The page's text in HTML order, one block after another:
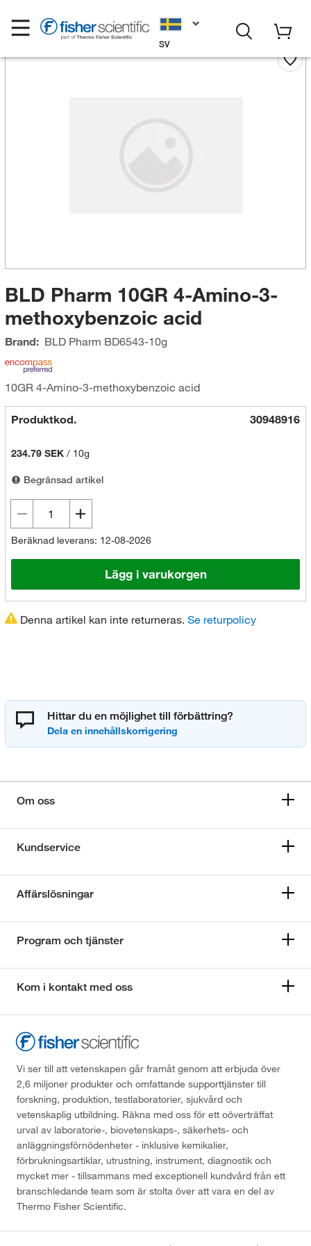
SV
BLD Pharm 10GR 4-Amino-3-
methoxybenzoic acid
Brand: BLD Pharm BD6543-10g
10GR 4-Amino-3-methoxybenzoic acid
Produktkod. 30948916
234.79 SEK/ 10g
Begränsad artikel
Beräknad leverans: 12-08-2026
Lägg i varukorgen
Denna artikel kan inte returneras. Se returpolicy
Hittar du en möjlighet till förbättring?
Om oss
Kundservice
Affärslösningar
Program och tjänster
Kom i kontakt med oss
Vi ser till att vetenskapen går framåt genom att erbjuda över
2,6 miljoner produkter och omfattande supporttjänster till
forskning, produktion, testlaboratorier, sjukvård och
vetenskaplig utbildning. Räkna med oss för ett oöverträffat
urval av laboratorie-, biovetenskaps-, säkerhets- och
anläggningsförnödenheter - inklusive kemikalier,
förbrukningsartiklar, utrustning, instrument, diagnostik och
mycket mer - tillsammans med exceptionell kundvård från ett
branschledande team som är stolta över att vara en del av
Thermo Fisher Scientific.